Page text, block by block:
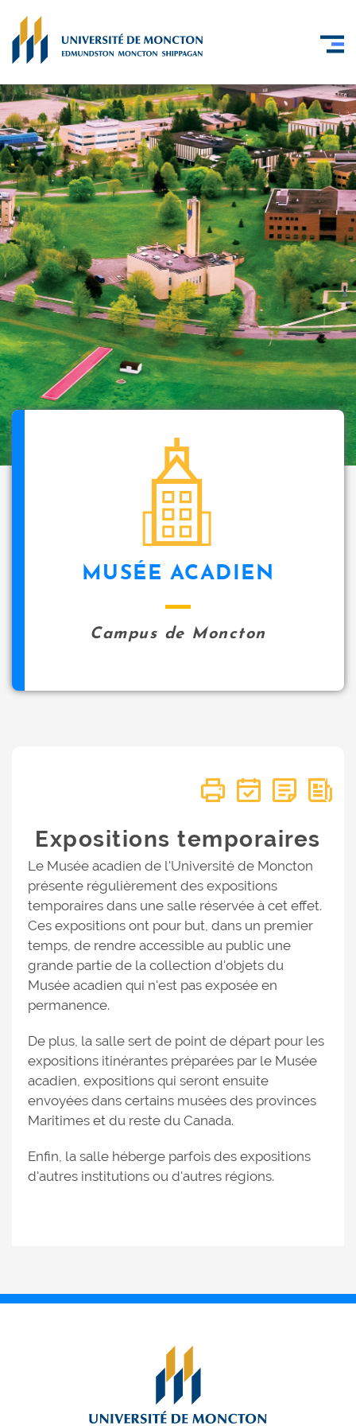
MUSÉE ACADIEN
Campus de Moncton
Expositions temporaires
Le Musée acadien de l'Université de Moncton
présente régulièrement des expositions
temporaires dans une salle réservée à cet effet.
Ces expositions ont pour but, dans un premier
temps, de rendre accessible au public une
grande partie de la collection d'objets du
Musée acadien qui n'est pas exposée en
permanence.
De plus, la salle sert de point de départ pour les
expositions itinérantes préparées par le Musée
acadien, expositions qui seront ensuite
envoyées dans certains musées des provinces
Maritimes et du reste du Canada.
Enfin, la salle héberge parfois des expositions
d'autres institutions ou d'autres régions.